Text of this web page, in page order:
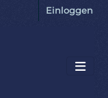
Einloggen